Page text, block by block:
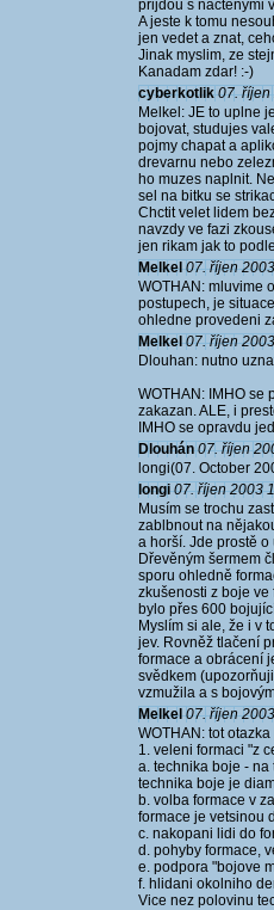
prijdou s nactenymi
A jeste k tomu
jen vedet a znat,
Jinak myslim, ze
Kanadam zdar! :-)
cyberkotlik 07. říjen
Melkel: JE to uplne
bojovat, studujes
pojmy chapat a
drevarnu nebo
ho muzes naplnit.
sel na bitku se
Chctit velet lidem
navzdy ve fazi
jen rikam jak to
Melkel 07. říjen
WOTHAN: mluvime
postupech, je
ohledne provedeni
Melkel 07. říjen
Dlouhan: nutno
WOTHAN: IMHO se
zakazan. ALE, i
IMHO se opravdu
Dlouhán 07. říjen
longi(07. October
longi 07. říjen 2003
Musím se trochu
zablbnout na
a horší. Jde prostě
Dřevěným šermem
sporu ohledně
zkušenosti z boje ve
bylo přes 600
Myslím si ale, že i v
jev. Rovněž tlačení
formace a obrácení
svědkem
vzmužila a s
Melkel 07. říjen
WOTHAN: tot
1. veleni formaci "z
a. technika boje -
technika boje je
b. volba formace v
formace je vetsinou
c. nakopani lidi do
d. pohyby formace,
e. podpora "bojove
f. hlidani okolniho
Vice nez polovinu